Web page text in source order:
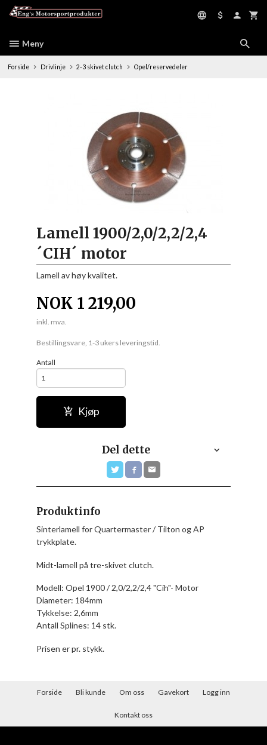
Meny
Forside Drivlinje 2-3 skivet clutch Opel/reservedeler
Lamell 1900/2,0/2,2/2,4
´CIH´ motor
Lamell av høy kvalitet.
NOK 1 219,00
inkl. mva.
Bestillingsvare, 1-3 ukers leveringstid.
Antall
Kjøp
Del dette
Produktinfo
Sinterlamell for Quartermaster / Tilton og AP
trykkplate.
Midt-lamell på tre-skivet clutch.
Modell: Opel 1900 / 2,0/2,2/2,4 "Cih"- Motor
Diameter: 184mm
Tykkelse: 2,6mm
Antall Splines: 14 stk.
Prisen er pr. stykk.
Forside Bli kunde Om oss Gavekort Logg inn
Kontakt oss